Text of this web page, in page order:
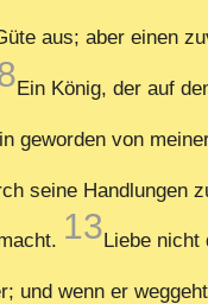
aus; aber einen
Ein König, der auf
geworden von
seine Handlungen
13Liebe nicht
und wenn er